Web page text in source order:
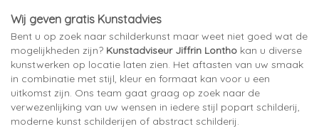
Wij geven gratis Kunstadvies
Bent u op zoek naar schilderkunst maar weet niet goed wat de
mogelijkheden zijn? Kunstadviseur Jiffrin Lontho kan u diverse
kunstwerken op locatie laten zien. Het aftasten van uw smaak
in combinatie met stijl, kleur en formaat kan voor u een
uitkomst zijn. Ons team gaat graag op zoek naar de
verwezenlijking van uw wensen in iedere stijl popart schilderij,
moderne kunst schilderijen of abstract schilderij.